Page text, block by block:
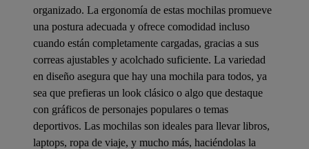
organizado. La ergonomía de estas mochilas promueve
una postura adecuada y ofrece comodidad incluso
cuando están completamente cargadas, gracias a sus
correas ajustables y acolchado suficiente. La variedad
en diseño asegura que hay una mochila para todos, ya
sea que prefieras un look clásico o algo que destaque
con gráficos de personajes populares o temas
deportivos. Las mochilas son ideales para llevar libros,
laptops, ropa de viaje, y mucho más, haciéndolas la